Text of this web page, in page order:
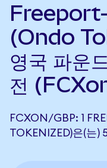
(Ondo
영국 파운
전
FCXON/GBP: 1
TOKENIZED)은(는)